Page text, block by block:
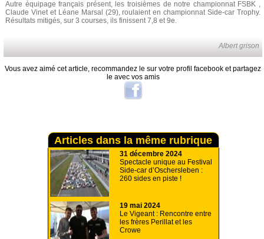
Autre équipage français présent, les troisièmes de notre championnat FSBK ,
Claude Vinet et Léane Marsal (29), roulaient en championnat Side-car Trophy.
Résultats mitigés, sur 3 courses, ils finissent 7,8 et 9e.
Albert grison
Vous avez aimé cet article, recommandez le sur votre profil facebook et partagez
le avec vos amis
Articles dans la même rubrique
31 décembre 2024
Spectacle unique au Festival
Side-car d’Oschersleben :
260 sides en piste !
19 mai 2024
Le Vigeant : Rencontre entre
les frères Perillat et les
Crowe